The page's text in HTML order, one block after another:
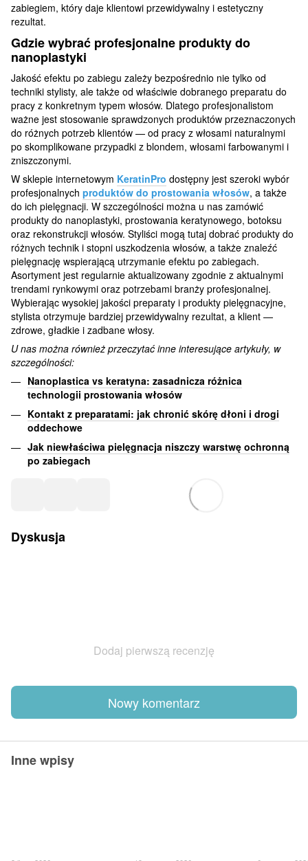
zabiegiem, który daje klientowi przewidywalny i estetyczny
rezultat.
Gdzie wybrać profesjonalne produkty do
nanoplastyki
Jakość efektu po zabiegu zależy bezpośrednio nie tylko od
techniki stylisty, ale także od właściwie dobranego preparatu do
pracy z konkretnym typem włosów. Dlatego profesjonalistom
ważne jest stosowanie sprawdzonych produktów przeznaczonych
do różnych potrzeb klientów — od pracy z włosami naturalnymi
po skomplikowane przypadki z blondem, włosami farbowanymi i
zniszczonymi.
W sklepie internetowym KeratinPro dostępny jest szeroki wybór
profesjonalnych produktów do prostowania włosów, a także
do ich pielęgnacji. W szczególności można u nas zamówić
produkty do nanoplastyki, prostowania keratynowego, botoksu
oraz rekonstrukcji włosów. Styliści mogą tutaj dobrać produkty do
różnych technik i stopni uszkodzenia włosów, a także znaleźć
pielęgnację wspierającą utrzymanie efektu po zabiegach.
Asortyment jest regularnie aktualizowany zgodnie z aktualnymi
trendami rynkowymi oraz potrzebami branży profesjonalnej.
Wybierając wysokiej jakości preparaty i produkty pielęgnacyjne,
stylista otrzymuje bardziej przewidywalny rezultat, a klient —
zdrowe, gładkie i zadbane włosy.
U nas można również przeczytać inne interesujące artykuły, w
szczególności:
Nanoplastica vs keratyna: zasadnicza różnica
technologii prostowania włosów
Kontakt z preparatami: jak chronić skórę dłoni i drogi
oddechowe
Jak niewłaściwa pielęgnacja niszczy warstwę ochronną
po zabiegach
Dyskusja
Dodaj pierwszą recenzję
Nowy komentarz
Inne wpisy